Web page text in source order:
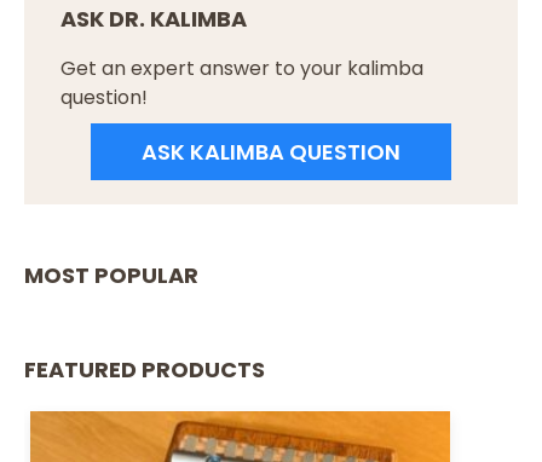
ASK DR. KALIMBA
Get an expert answer to your kalimba
question!
ASK KALIMBA QUESTION
MOST POPULAR
FEATURED PRODUCTS